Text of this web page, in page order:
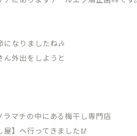
になりましたね🎶
ん外出をしようと
ラマチの中にある梅干し専門店
屋】へ行ってきました🥢